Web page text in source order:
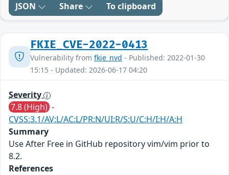
JSON Share To clipboard
FKIE_CVE-2022-0413
Vulnerability from fkie_nvd - Published: 2022-01-30
15:15 - Updated: 2026-06-17 04:20
Severity
7.8 (High) -
CVSS:3.1/AV:L/AC:L/PR:N/UI:R/S:U/C:H/I:H/A:H
Summary
Use After Free in GitHub repository vim/vim prior to
8.2.
References